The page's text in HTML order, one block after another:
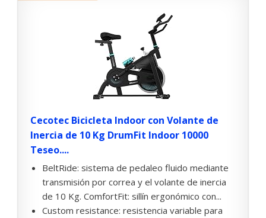
Cecotec Bicicleta Indoor con Volante de
Inercia de 10 Kg DrumFit Indoor 10000
Teseo....
BeltRide: sistema de pedaleo fluido mediante
transmisión por correa y el volante de inercia
de 10 Kg. ComfortFit: sillín ergonómico con...
Custom resistance: resistencia variable para